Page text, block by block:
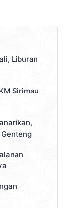
Liburan
Sirimau